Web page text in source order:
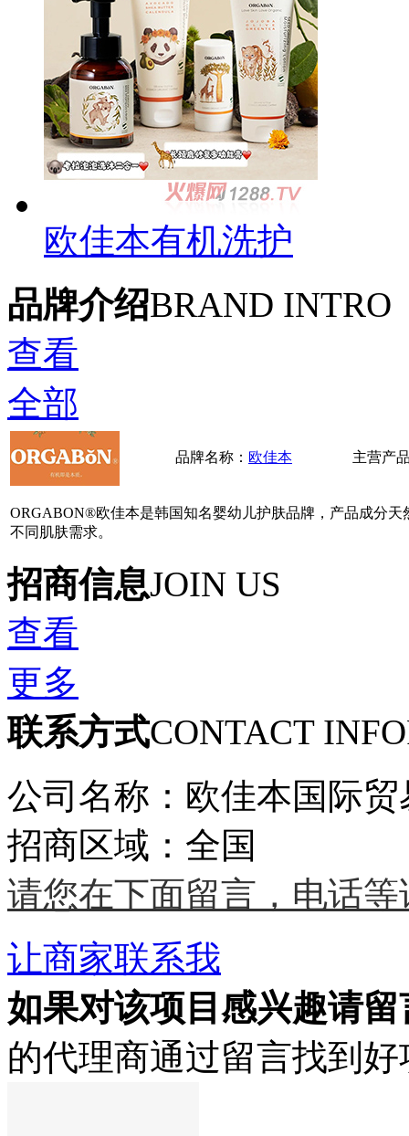
欧佳本有机洗护
品牌介绍BRAND INTRO
查看
全部
品牌名称： 欧佳本 主营产
ORGABON®欧佳本是韩国知名婴幼儿护肤品牌，产品成分
不同肌肤需求。
招商信息JOIN US
查看
更多
联系方式CONTACT
公司名称：欧佳本国际
招商区域：全国
请您在下面留言，电话
让商家联系我
如果对该项目感兴趣请留
的代理商通过留言找到